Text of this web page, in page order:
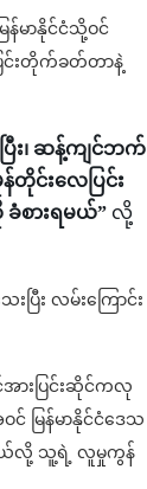
မာနိုင်ငံသို့ဝင်
ြင်းတိုက်ခတ်တာနဲ့
း၊ ဆန့်ကျင်ဘက်
င်းလေပြင်း
စားရမယ်” လို့
း လမ်းကြောင်း
ားပြင်းဆိုင်ကလု
မြန်မာနိုင်ငံဒေသ
းမယ်လို့ သူ့ရဲ့ လူမှုကွန်